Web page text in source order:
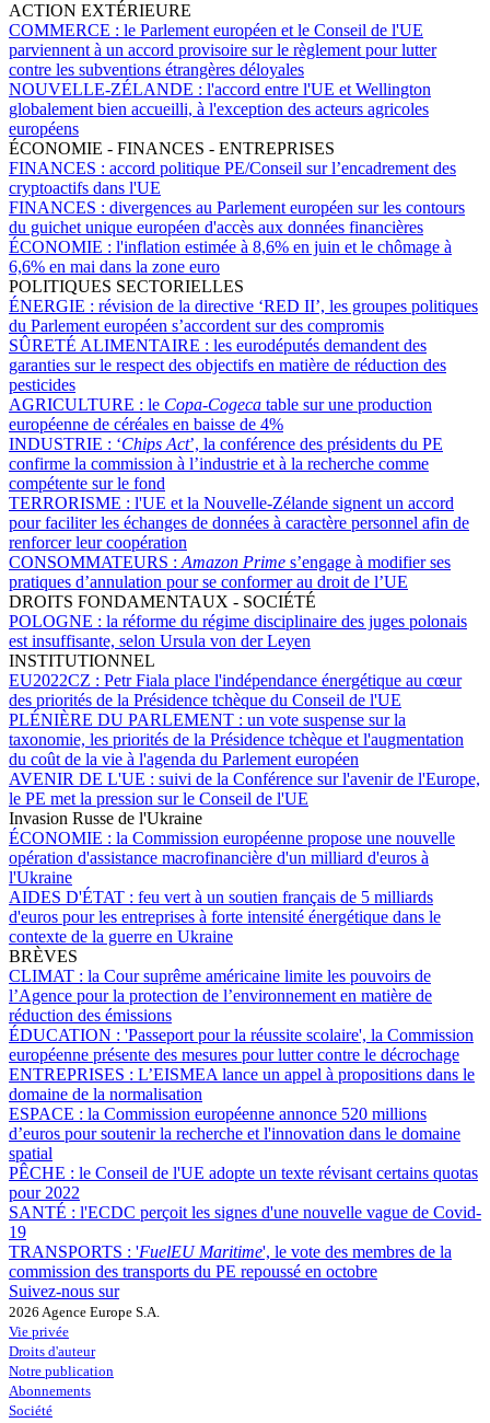
ACTION EXTÉRIEURE
COMMERCE : le Parlement européen et le Conseil de l'UE
parviennent à un accord provisoire sur le règlement pour lutter
contre les subventions étrangères déloyales
NOUVELLE-ZÉLANDE : l'accord entre l'UE et Wellington
globalement bien accueilli, à l'exception des acteurs agricoles
européens
ÉCONOMIE - FINANCES - ENTREPRISES
FINANCES : accord politique PE/Conseil sur l’encadrement des
cryptoactifs dans l'UE
FINANCES : divergences au Parlement européen sur les contours
du guichet unique européen d'accès aux données financières
ÉCONOMIE : l'inflation estimée à 8,6% en juin et le chômage à
6,6% en mai dans la zone euro
POLITIQUES SECTORIELLES
ÉNERGIE : révision de la directive ‘RED II’, les groupes politiques
du Parlement européen s’accordent sur des compromis
SÛRETÉ ALIMENTAIRE : les eurodéputés demandent des
garanties sur le respect des objectifs en matière de réduction des
pesticides
AGRICULTURE : le Copa-Cogeca table sur une production
européenne de céréales en baisse de 4%
INDUSTRIE : ‘Chips Act’, la conférence des présidents du PE
confirme la commission à l’industrie et à la recherche comme
compétente sur le fond
TERRORISME : l'UE et la Nouvelle-Zélande signent un accord
pour faciliter les échanges de données à caractère personnel afin de
renforcer leur coopération
CONSOMMATEURS : Amazon Prime s’engage à modifier ses
pratiques d’annulation pour se conformer au droit de l’UE
DROITS FONDAMENTAUX - SOCIÉTÉ
POLOGNE : la réforme du régime disciplinaire des juges polonais
est insuffisante, selon Ursula von der Leyen
INSTITUTIONNEL
EU2022CZ : Petr Fiala place l'indépendance énergétique au cœur
des priorités de la Présidence tchèque du Conseil de l'UE
PLÉNIÈRE DU PARLEMENT : un vote suspense sur la
taxonomie, les priorités de la Présidence tchèque et l'augmentation
du coût de la vie à l'agenda du Parlement européen
AVENIR DE L'UE : suivi de la Conférence sur l'avenir de l'Europe,
le PE met la pression sur le Conseil de l'UE
Invasion Russe de l'Ukraine
ÉCONOMIE : la Commission européenne propose une nouvelle
opération d'assistance macrofinancière d'un milliard d'euros à
l'Ukraine
AIDES D'ÉTAT : feu vert à un soutien français de 5 milliards
d'euros pour les entreprises à forte intensité énergétique dans le
contexte de la guerre en Ukraine
BRÈVES
CLIMAT : la Cour suprême américaine limite les pouvoirs de
l’Agence pour la protection de l’environnement en matière de
réduction des émissions
ÉDUCATION : 'Passeport pour la réussite scolaire', la Commission
européenne présente des mesures pour lutter contre le décrochage
ENTREPRISES : L’EISMEA lance un appel à propositions dans le
domaine de la normalisation
ESPACE : la Commission européenne annonce 520 millions
d’euros pour soutenir la recherche et l'innovation dans le domaine
spatial
PÊCHE : le Conseil de l'UE adopte un texte révisant certains quotas
pour 2022
SANTÉ : l'ECDC perçoit les signes d'une nouvelle vague de Covid-
19
TRANSPORTS : 'FuelEU Maritime', le vote des membres de la
commission des transports du PE repoussé en octobre
Suivez-nous sur
2026 Agence Europe S.A.
Vie privée
Droits d'auteur
Notre publication
Abonnements
Société